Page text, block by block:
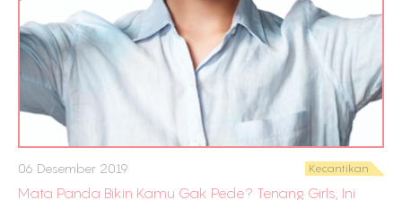
06 Desember 2019 Kecantikan
Mata Panda Bikin Kamu Gak Pede? Tenang Girls, Ini